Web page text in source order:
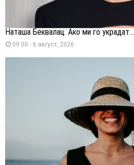
Наташа Беквалац: Ако ми го украдат...
09:00 - 6 август, 2026